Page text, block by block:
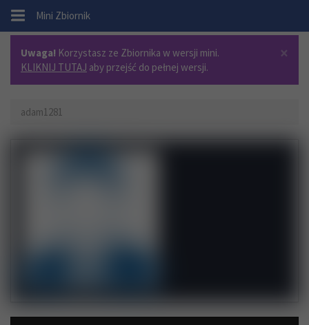
. Mini Zbiornik
×
Uwaga! Korzystasz ze Zbiornika w wersji mini.
KLIKNIJ TUTAJ aby przejść do pełnej wersji.
adam1281